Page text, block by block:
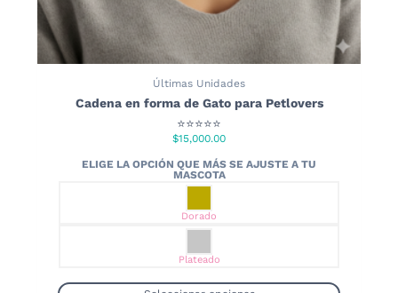
Últimas Unidades
Cadena en forma de Gato para Petlovers
⭐⭐⭐⭐⭐
$15,000.00
Dorado
Plateado